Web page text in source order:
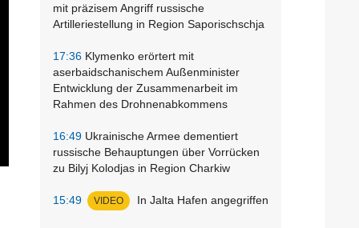
mit präzisem Angriff russische
Artilleriestellung in Region Saporischschja
17:36 Klymenko erörtert mit
aserbaidschanischem Außenminister
Entwicklung der Zusammenarbeit im
Rahmen des Drohnenabkommens
16:49 Ukrainische Armee dementiert
russische Behauptungen über Vorrücken
zu Bilyj Kolodjas in Region Charkiw
15:49 VIDEO In Jalta Hafen angegriffen